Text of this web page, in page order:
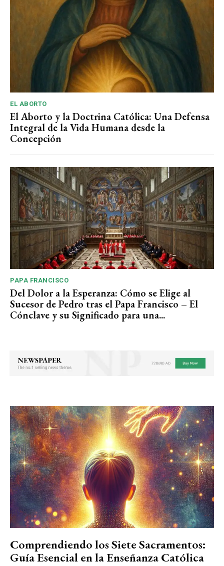
EL ABORTO
El Aborto y la Doctrina Católica: Una Defensa
Integral de la Vida Humana desde la
Concepción
PAPA FRANCISCO
Del Dolor a la Esperanza: Cómo se Elige al
Sucesor de Pedro tras el Papa Francisco – El
Cónclave y su Significado para una...
Comprendiendo los Siete Sacramentos:
Guía Esencial en la Enseñanza Católica